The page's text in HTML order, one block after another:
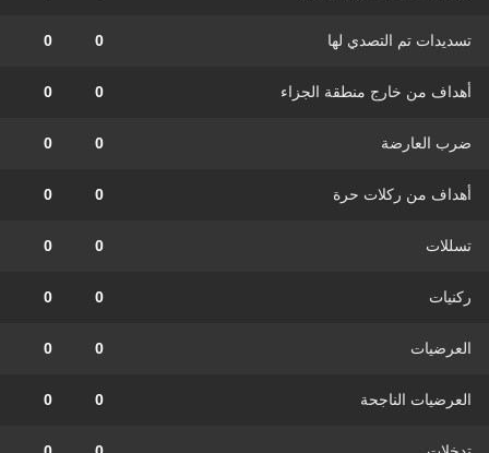
تسديدات تم التصدي لها 0
0
أهداف من خارج منطقة الجزاء 0
0
ضرب العارضة 0
0
أهداف من ركلات حرة 0
0
تسللات 0
0
ركنيات 0
0
العرضيات 0
0
العرضيات الناجحة 0
0